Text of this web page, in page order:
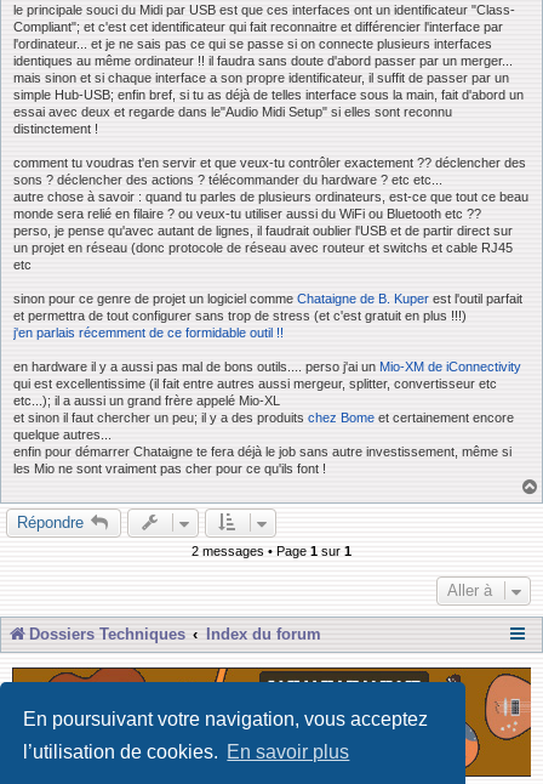
En poursuivant votre navigation, vous acceptez
l’utilisation de cookies. En savoir plus
le principale souci du Midi par USB est que ces interfaces ont un identificateur "Class-
Compliant"; et c'est cet identificateur qui fait reconnaitre et différencier l'interface par
l'ordinateur... et je ne sais pas ce qui se passe si on connecte plusieurs interfaces
identiques au même ordinateur !! il faudra sans doute d'abord passer par un merger...
mais sinon et si chaque interface a son propre identificateur, il suffit de passer par un
simple Hub-USB; enfin bref, si tu as déjà de telles interface sous la main, fait d'abord un
essai avec deux et regarde dans le"Audio Midi Setup" si elles sont reconnu
distinctement !
comment tu voudras t'en servir et que veux-tu contrôler exactement ?? déclencher des
sons ? déclencher des actions ? télécommander du hardware ? etc etc...
autre chose à savoir : quand tu parles de plusieurs ordinateurs, est-ce que tout ce beau
monde sera relié en filaire ? ou veux-tu utiliser aussi du WiFi ou Bluetooth etc ??
perso, je pense qu'avec autant de lignes, il faudrait oublier l'USB et de partir direct sur
un projet en réseau (donc protocole de réseau avec routeur et switchs et cable RJ45
etc
sinon pour ce genre de projet un logiciel comme Chataigne de B. Kuper est l'outil parfait
et permettra de tout configurer sans trop de stress (et c'est gratuit en plus !!!)
j'en parlais récemment de ce formidable outil !!
en hardware il y a aussi pas mal de bons outils.... perso j'ai un Mio-XM de iConnectivity
qui est excellentissime (il fait entre autres aussi mergeur, splitter, convertisseur etc
etc...); il a aussi un grand frère appelé Mio-XL
et sinon il faut chercher un peu; il y a des produits chez Bome et certainement encore
quelque autres...
enfin pour démarrer Chataigne te fera déjà le job sans autre investissement, même si
les Mio ne sont vraiment pas cher pour ce qu'ils font !
Répondre
2 messages • Page 1 sur 1
Aller à
Dossiers Techniques Index du forum